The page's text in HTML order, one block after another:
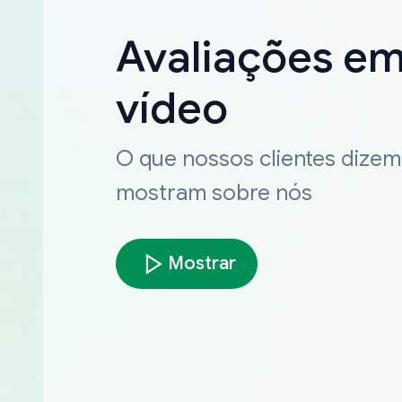
Avaliações
vídeo
O que nossos clientes
mostram sobre nós
Mostrar